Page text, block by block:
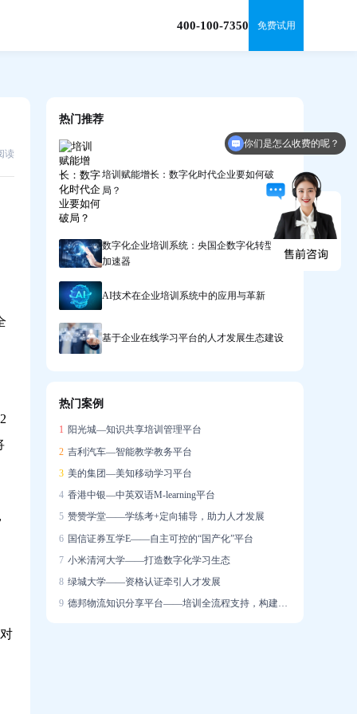
400-100-7350 免费试用
读
热门推荐
培训赋能增长：数字化时代企业要如何破
局？
数字化企业培训系统：央国企数字化转型的
加速器
AI技术在企业培训系统中的应用与革新
基于企业在线学习平台的人才发展生态建设
热门案例
1 阳光城—知识共享培训管理平台
2 吉利汽车—智能教学教务平台
3 美的集团—美知移动学习平台
4 香港中银—中英双语M-learning平台
5 赞赞学堂——学练考+定向辅导，助力人才发展
6 国信证券互学E——自主可控的“国产化”平台
7 小米清河大学——打造数字化学习生态
8 绿城大学——资格认证牵引人才发展
9 德邦物流知识分享平台——培训全流程支持，构建学习社区
你们是怎么收费的呢？